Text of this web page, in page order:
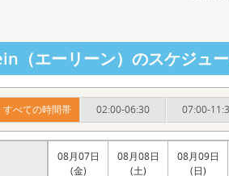
（エーリーン）のスケジュ
すべての時間帯 02:00-06:30 07:00-
08月07日
(金)
08月08日
(土)
08月09日
(日)